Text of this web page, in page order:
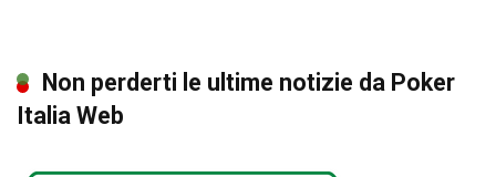
Non perderti le ultime notizie da Poker
Italia Web